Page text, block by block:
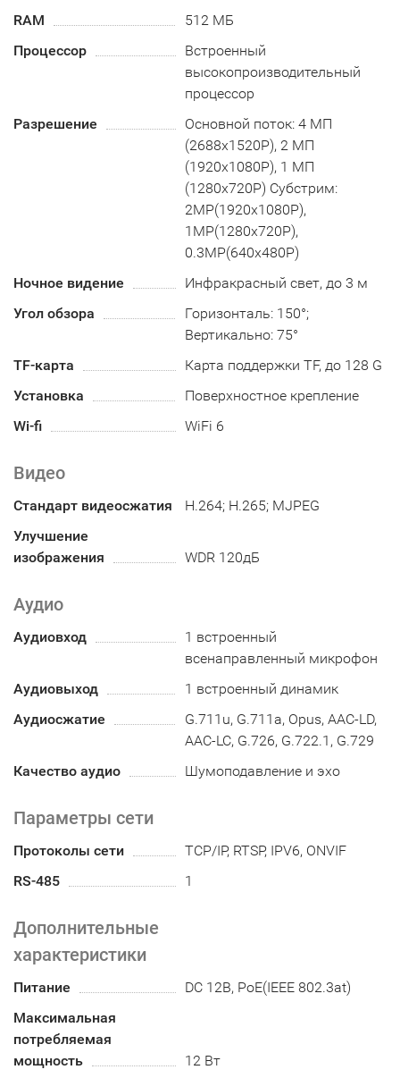
RAM
512 МБ
Процессор
Встроенный
высокопроизводительный
процессор
Разрешение
Основной поток: 4 МП
(2688x1520P), 2 МП
(1920x1080P), 1 МП
(1280x720P) Субстрим:
2MP(1920x1080P),
1MP(1280x720P),
0.3MP(640x480P)
Ночное видение
Инфракрасный свет, до 3 м
Угол обзора
Горизонталь: 150°;
Вертикально: 75°
TF-карта
Карта поддержки TF, до 128 G
Установка
Поверхностное крепление
Wi-fi
WiFi 6
Видео
Стандарт видеосжатия
H.264; H.265; MJPEG
Улучшение
изображения
WDR 120дБ
Аудио
Аудиовход
1 встроенный
всенаправленный микрофон
Аудиовыход
1 встроенный динамик
Аудиосжатие
G.711u, G.711a, Opus, AAC-LD,
AAC-LC, G.726, G.722.1, G.729
Качество аудио
Шумоподавление и эхо
Параметры сети
Протоколы сети
TCP/IP, RTSP, IPV6, ONVIF
RS-485
1
Дополнительные
характеристики
Питание
DC 12В, PoE(IEEE 802.3at)
Максимальная
потребляемая
мощность
12 Вт